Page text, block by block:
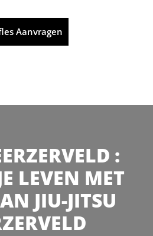
Aanvragen
:
LEVEN MET
JIU-JITSU